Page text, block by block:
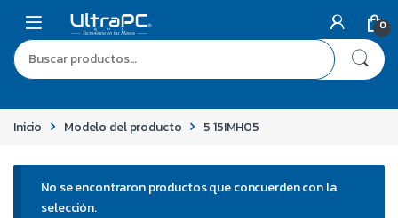
0
Inicio Modelo del producto 5 15IMH05
No se encontraron productos que concuerden con la
selección.